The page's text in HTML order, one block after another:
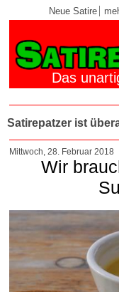
Neue Satire
Das
Satirepatzer ist
Mittwoch, 28. Februar 2018
Wir